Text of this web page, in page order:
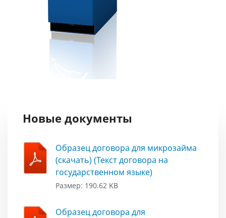
Новые документы
Образец договора для микрозайма
(скачать) (Текст договора на
государственном языке)
Размер: 190.62 KB
Образец договора для